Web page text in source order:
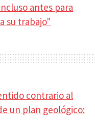
antes para
su trabajo"
contrario al
un plan geológico: